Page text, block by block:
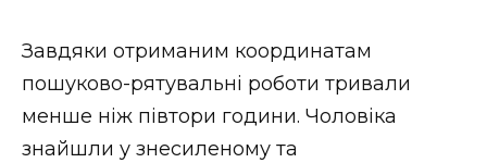
Завдяки отриманим координатам
пошуково-рятувальні роботи тривали
менше ніж півтори години. Чоловіка
знайшли у знесиленому та